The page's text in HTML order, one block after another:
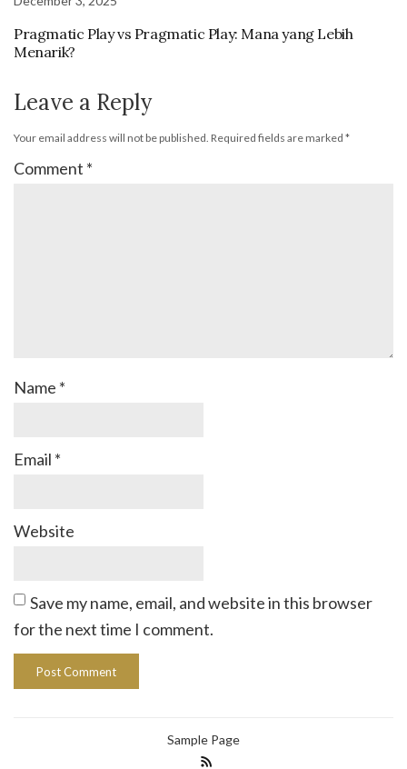
Pragmatic Play vs Pragmatic Play: Mana yang Lebih
Menarik?
Leave a Reply
Your email address will not be published. Required fields are marked *
Comment *
Name *
Email *
Website
Save my name, email, and website in this browser
for the next time I comment.
Sample Page